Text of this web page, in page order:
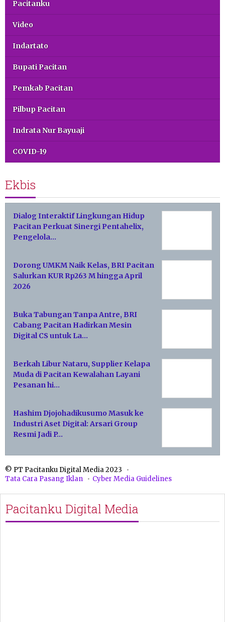
Pacitanku
Video
Indartato
Bupati Pacitan
Pemkab Pacitan
Pilbup Pacitan
Indrata Nur Bayuaji
COVID-19
Ekbis
Dialog Interaktif Lingkungan Hidup
Pacitan Perkuat Sinergi Pentahelix,
Pengelola…
Dorong UMKM Naik Kelas, BRI Pacitan
Salurkan KUR Rp263 M hingga April
2026
Buka Tabungan Tanpa Antre, BRI
Cabang Pacitan Hadirkan Mesin
Digital CS untuk La…
Berkah Libur Nataru, Supplier Kelapa
Muda di Pacitan Kewalahan Layani
Pesanan hi…
Hashim Djojohadikusumo Masuk ke
Industri Aset Digital: Arsari Group
Resmi Jadi P…
© PT Pacitanku Digital Media 2023
Tata Cara Pasang Iklan
Cyber Media Guidelines
Pacitanku Digital Media